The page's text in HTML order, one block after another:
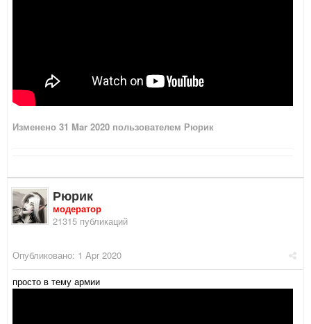
Изменено 31 Mar 2020 пользователем Рюрик
Рюрик
модератор
21315 публикаций
Опубликовано: 1 Apr 2020
просто в тему армии